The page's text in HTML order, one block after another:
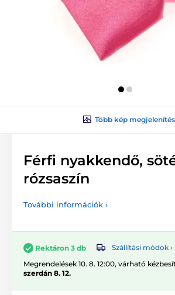
Több kép
Férfi nyakkendő,
rózsaszín
További információk ›
Rektáron 3 db
Szállítási módok ›
Megrendelések 10. 8. 12:00, várható
szerdán 8. 12.